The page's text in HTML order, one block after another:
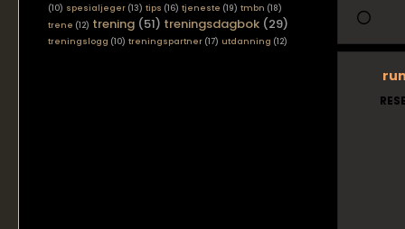
(10) spesialjeger (13) tips (16) tjeneste (19) tmbn (18)
trene (12) trening (51) treningsdagbok (29)
treningslogg (10) treningspartner (17) utdanning (12)